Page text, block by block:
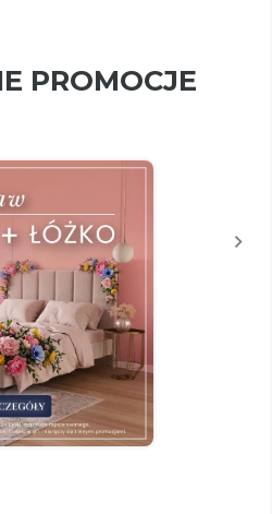
PROMOCJE